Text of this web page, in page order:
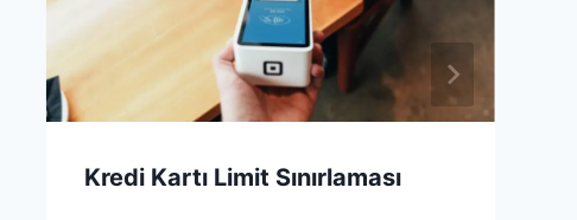
Kredi Kartı Limit Sınırlaması